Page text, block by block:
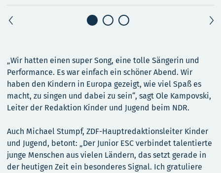
„Wir hatten einen super Song, eine tolle Sängerin und
Performance. Es war einfach ein schöner Abend. Wir
haben den Kindern in Europa gezeigt, wie viel Spaß es
macht, zu singen und dabei zu sein“, sagt Ole Kampovski,
Leiter der Redaktion Kinder und Jugend beim NDR.
Auch Michael Stumpf, ZDF-Hauptredaktionsleiter Kinder
und Jugend, betont: „Der Junior ESC verbindet talentierte
junge Menschen aus vielen Ländern, das setzt gerade in
der heutigen Zeit ein besonderes Signal. Ich gratuliere